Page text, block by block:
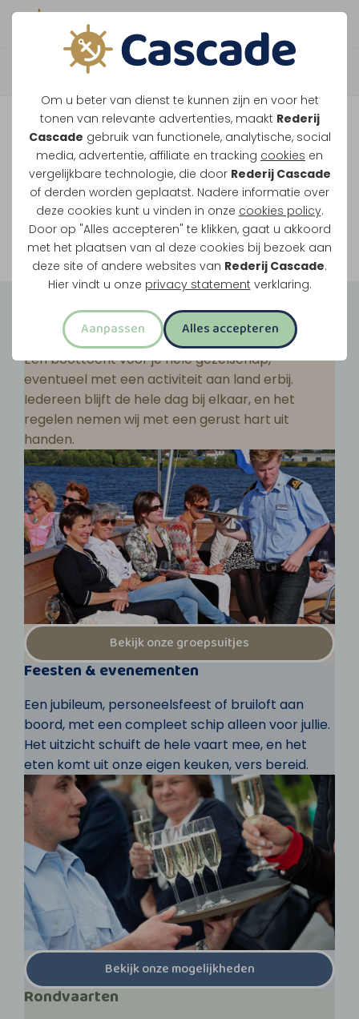
Om u beter van dienst te kunnen zijn en voor het
tonen van relevante advertenties, maakt Rederij
Cascade gebruik van functionele, analytische, social
media, advertentie, affiliate en tracking cookies en
vergelijkbare technologie, die door Rederij Cascade
of derden worden geplaatst. Nadere informatie over
deze cookies kunt u vinden in onze cookies policy.
Door op "Alles accepteren" te klikken, gaat u akkoord
met het plaatsen van al deze cookies bij bezoek aan
deze site of andere websites van Rederij Cascade.
Hier vindt u onze privacy statement verklaring.
Aanpassen Alles accepteren
Boek direct je vaart
Vaar je mee over de
Maasplassen?
Ondanks de lage waterstanden gaan
onze vaarten gewoon door.
Bekijk onze rondvaarten
Groepsuitjes
Een boottocht voor je hele gezelschap,
eventueel met een activiteit aan land erbij.
Iedereen blijft de hele dag bij elkaar, en het
regelen nemen wij met een gerust hart uit
handen.
Bekijk onze groepsuitjes
Feesten & evenementen
Een jubileum, personeelsfeest of bruiloft aan
boord, met een compleet schip alleen voor jullie.
Het uitzicht schuift de hele vaart mee, en het
eten komt uit onze eigen keuken, vers bereid.
Bekijk onze mogelijkheden
Rondvaarten